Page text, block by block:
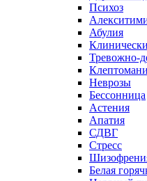
Психоз
Абулия
Тревожно-
Неврозы
Бессонница
Астения
Апатия
СДВГ
Стресс
Белая